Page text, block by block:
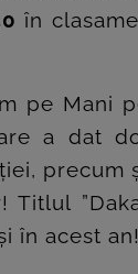
în
pe Mani
a dat
precum
Titlul
în acest an!